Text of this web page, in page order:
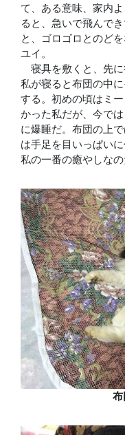
て、ある意味、家内
ると、急いで飛んで
と、ゴロゴロとのど
ユイ。
寝具を敷くと、先に
私が寝ると布団の中
する。初めの頃はミ
かった私だが、今で
に爆睡だ。布団の上
は手足を目いっぱい
私の一番の癒やしなの
布